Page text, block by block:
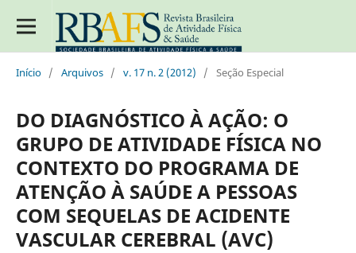
Início / Arquivos / v. 17 n. 2 (2012) / Seção Especial
DO DIAGNÓSTICO À AÇÃO: O
GRUPO DE ATIVIDADE FÍSICA NO
CONTEXTO DO PROGRAMA DE
ATENÇÃO À SAÚDE A PESSOAS
COM SEQUELAS DE ACIDENTE
VASCULAR CEREBRAL (AVC)